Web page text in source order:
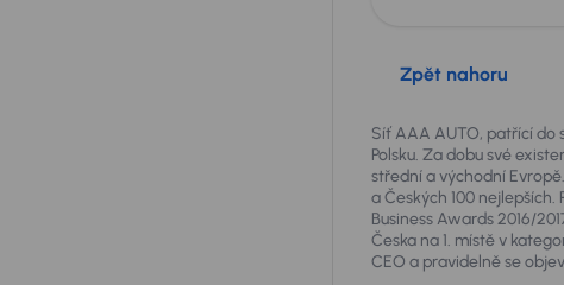
jménem Wheelie,
specifikující
jen fotografie z
internetu. Wheelie
požadavky stejně
prodejce a z
během několika
nejvhodnější auta.
Zpět nahoru
Síť AAA AUTO, patřící do
Polsku. Za dobu své
střední a východní
a Českých 100
Business Awards 2016/
Česka na 1. místě v
CEO a pravidelně se